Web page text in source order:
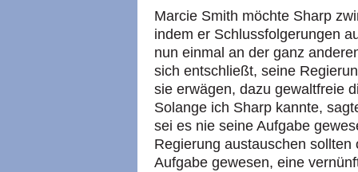
Marcie Smith möchte Sharp
indem er Schlussfolgerungen
nun einmal an der ganz
sich entschließt, seine
sie erwägen, dazu gewaltfreie
Solange ich Sharp kannte,
sei es nie seine Aufgabe
Regierung austauschen
Aufgabe gewesen, eine